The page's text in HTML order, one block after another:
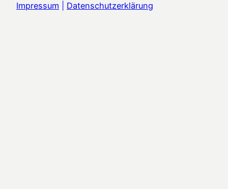
Impressum Datenschutzerklärung